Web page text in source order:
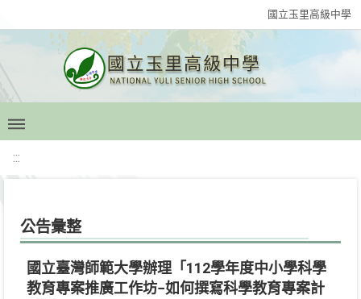
國立玉里高級中學
:::
公告彙整
國立臺灣師範大學辦理「112學年度中小學科學
教育專案推廣工作坊−如何撰寫科學教育專案計